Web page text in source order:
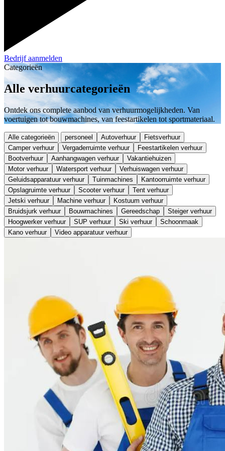
Bedrijf aanmelden
Categorieën
Alle verhuurcategorieën
Ontdek ons complete aanbod van verhuurmogelijkheden. Van
voertuigen tot bouwmachines, van feestartikelen tot sportmateriaal.
Alle categorieën personeel Autoverhuur
Fietsverhuur
Camper verhuur
Vergaderruimte verhuur
Feestartikelen verhuur
Bootverhuur
Aanhangwagen verhuur
Vakantiehuizen
Motor verhuur
Watersport verhuur
Verhuiswagen verhuur
Geluidsapparatuur verhuur
Tuinmachines
Kantoorruimte verhuur
Opslagruimte verhuur
Scooter verhuur
Tent verhuur
Jetski verhuur
Machine verhuur
Kostuum verhuur
Bruidsjurk verhuur
Bouwmachines Gereedschap
Steiger verhuur
Hoogwerker verhuur
SUP verhuur Ski verhuur
Schoonmaak
Kano verhuur
Video apparatuur verhuur